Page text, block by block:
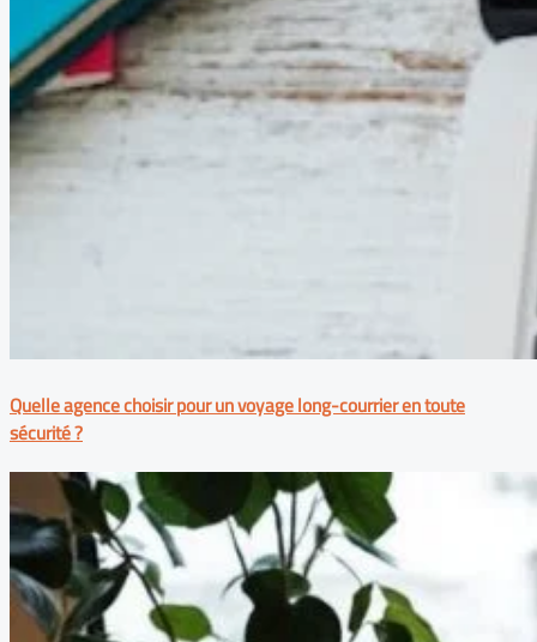
Quelle agence choisir pour un voyage long-courrier en toute
sécurité ?